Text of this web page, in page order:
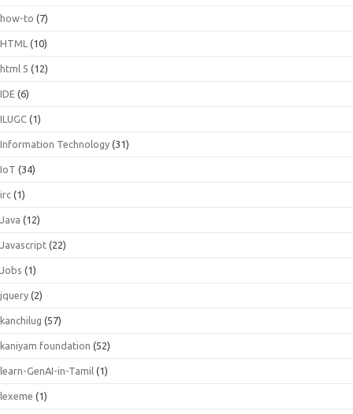
how-to (7)
HTML (10)
html 5 (12)
IDE (6)
ILUGC (1)
Information Technology (31)
IoT (34)
irc (1)
Java (12)
Javascript (22)
Jobs (1)
jquery (2)
kanchilug (57)
kaniyam foundation (52)
learn-GenAI-in-Tamil (1)
lexeme (1)